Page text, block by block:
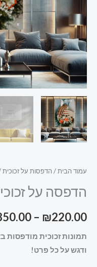
עמוד הבית/הדפסות על זכוכית
הדפסה על
₪220.00
–
תמונות זכוכית מודפסות
ודגש על כל פרט!